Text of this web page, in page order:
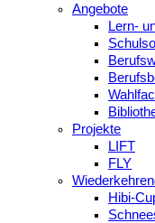
Angebote
Lern-
Projekte
LIFT
FLY
Hibi-